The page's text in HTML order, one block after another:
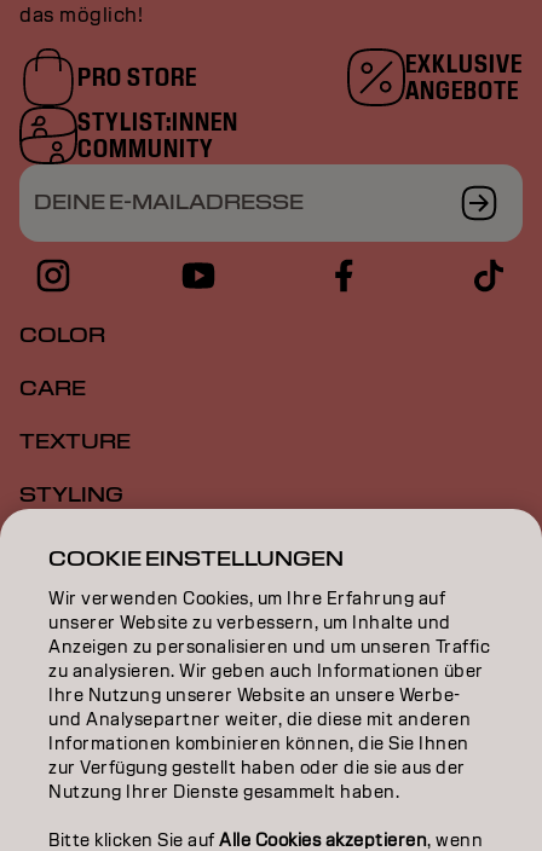
das möglich!
PRO STORE
EXKLUSIVE
ANGEBOTE
STYLIST:INNEN
COMMUNITY
DEINE E-MAILADRESSE
COLOR
CARE
TEXTURE
STYLING
INSPIRATION
EDUCATION
ÜBER
SALON FINDER
PARTNER WERDEN
COOKIE EINSTELLUNGEN
Wir verwenden Cookies, um Ihre Erfahrung auf
unserer Website zu verbessern, um Inhalte und
Anzeigen zu personalisieren und um unseren Traffic
zu analysieren. Wir geben auch Informationen über
Ihre Nutzung unserer Website an unsere Werbe-
und Analysepartner weiter, die diese mit anderen
Informationen kombinieren können, die Sie Ihnen
zur Verfügung gestellt haben oder die sie aus der
Nutzung Ihrer Dienste gesammelt haben.
Bitte klicken Sie aufAlle Cookies akzeptieren, wenn